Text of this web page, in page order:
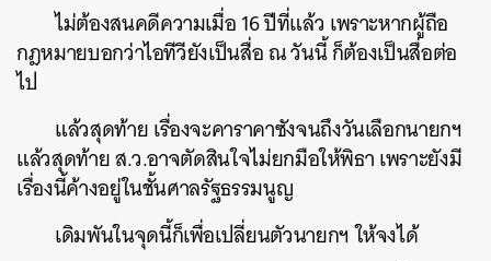
ไม่ต้องสนคดีความเมื่อ 16 ปีที่แล้ว เพราะหากผู้ถือ
กฎหมายบอกว่าไอทีวียังเป็นสื่อ ณ วันนี้ ก็ต้องเป็นสื่อต่อ
ไป
แล้วสุดท้าย เรื่องจะคาราคาซังจนถึงวันเลือกนายกฯ
แล้วสุดท้าย ส.ว.อาจตัดสินใจไม่ยกมือให้พิธา เพราะยังมี
เรื่องนี้ค้างอยู่ในชั้นศาลรัฐธรรมนูญ
เดิมพันในจุดนี้ก็เพื่อเปลี่ยนตัวนายกฯ ให้จงได้